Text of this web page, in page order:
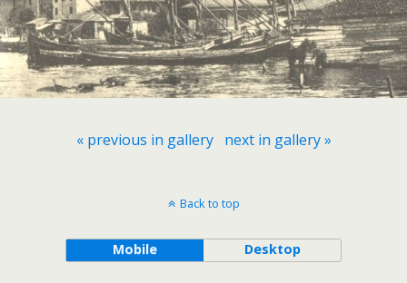
« previous in gallery next in gallery »
Back to top
Mobile Desktop